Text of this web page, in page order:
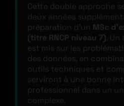
Cette double approche
deux années
préparation d’un MSc
(titre RNCP niveau 7).
est mis sur les
des données, en
outils techniques et
serviront à une bonne
professionnel dans un
complexe.